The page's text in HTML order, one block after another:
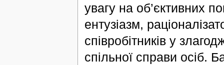
увагу на об’єктивних
ентузіазм,
співробітників у
спільної справи осіб.